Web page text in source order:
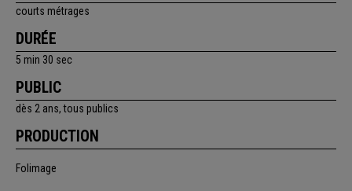
courts métrages
DURÉE
5 min 30 sec
PUBLIC
dès 2 ans, tous publics
PRODUCTION
Folimage